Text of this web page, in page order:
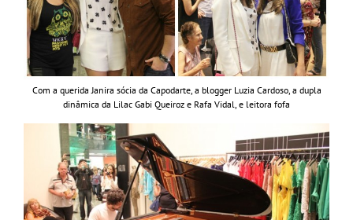
Com a querida Janira sócia da Capodarte, a blogger Luzia Cardoso, a dupla
dinâmica da Lilac Gabi Queiroz e Rafa Vidal, e leitora fofa